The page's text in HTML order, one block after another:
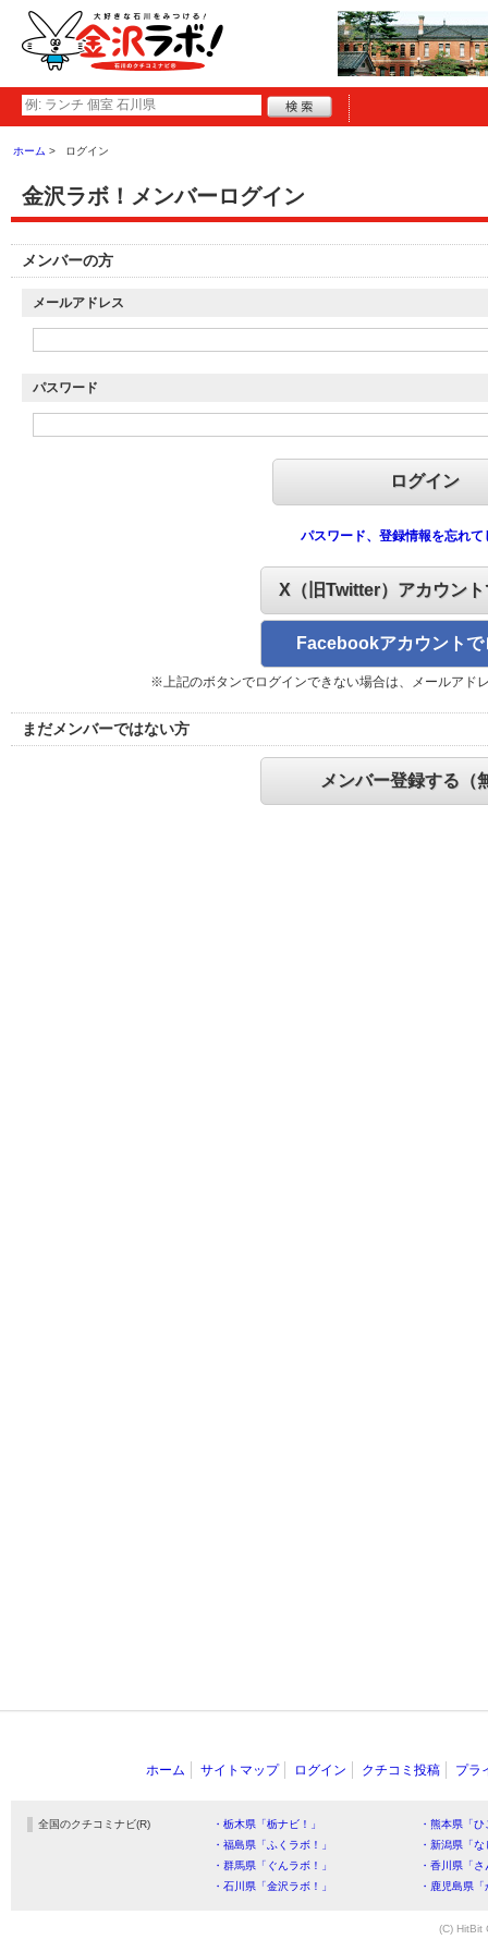
ホーム ログイン
金沢ラボ！メンバーログイン
メンバーの方
メールアドレス
パスワード
パスワード、登録情報を忘れて
X（旧Twitter）アカウン
Facebookアカウントで
※上記のボタンでログインできない場合は、メールアド
まだメンバーではない方
メンバー登録する（
ホーム サイトマップ ログイン クチコミ投稿 プラ
全国のクチコミナビ(R) ・栃木県「栃ナビ！」
・熊本県「
・福島県「ふくラボ！」
・新潟県「
・群馬県「ぐんラボ！」
・香川県「
・石川県「金沢ラボ！」
・鹿児島県
(C) HitBit